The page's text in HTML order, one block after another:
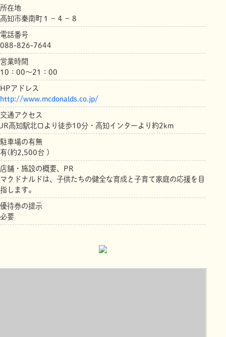
所在地
高知市秦南町１－４－８
電話番号
088-826-7644
営業時間
10：00～21：00
HPアドレス
http://www.mcdonalds.co.jp/
交通アクセス
JR高知駅北口より徒歩10分・高知インターより約2km
駐車場の有無
有(約2,500台 )
店舗・施設の概要、PR
マクドナルドは、子供たちの健全な育成と子育て家庭の応援を目
指します。
優待券の提示
必要